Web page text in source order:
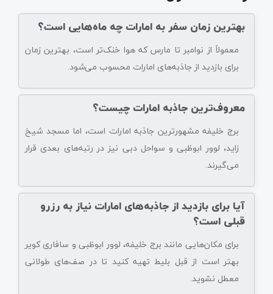
بهترین زمان سفر به امارات چه ماه‌هایی است؟
معمولاً از نوامبر تا مارس که هوا خنک‌تر است، بهترین زمان
برای بازدید از جاذبه‌های امارات محسوب می‌شود.
معروف‌ترین جاذبه امارات چیست؟
برج خلیفه مشهورترین جاذبه امارات است، اما مسجد شیخ
زاید، لوور ابوظبی و سواحل دبی نیز در رتبه‌های بعدی قرار
می‌گیرند.
آیا برای بازدید از جاذبه‌های امارات نیاز به رزرو
قبلی است؟
برای مکان‌هایی مانند برج خلیفه، لوور ابوظبی و سافاری کویر
بهتر است از قبل بلیط تهیه کنید تا در صف‌های طولانی
معطل نشوید.